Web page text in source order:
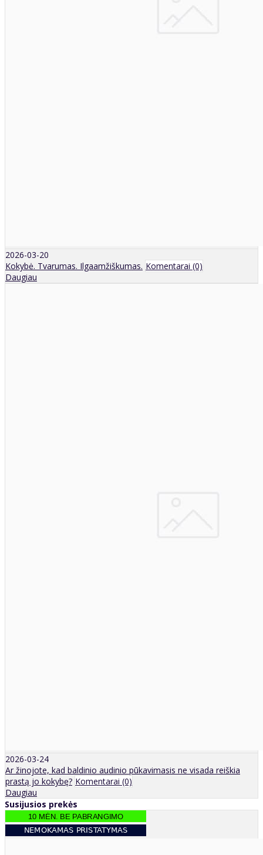
2026-03-20
Kokybė. Tvarumas. Ilgaamžiškumas. Komentarai (0)
Daugiau
2026-03-24
Ar žinojote, kad baldinio audinio pūkavimasis ne visada reiškia
prastą jo kokybę? Komentarai (0)
Daugiau
Susijusios prekės